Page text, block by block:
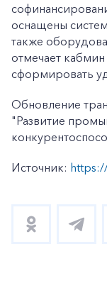
оснащены
также
отмечает
сформировать
Обновление
"Развитие
Источник: